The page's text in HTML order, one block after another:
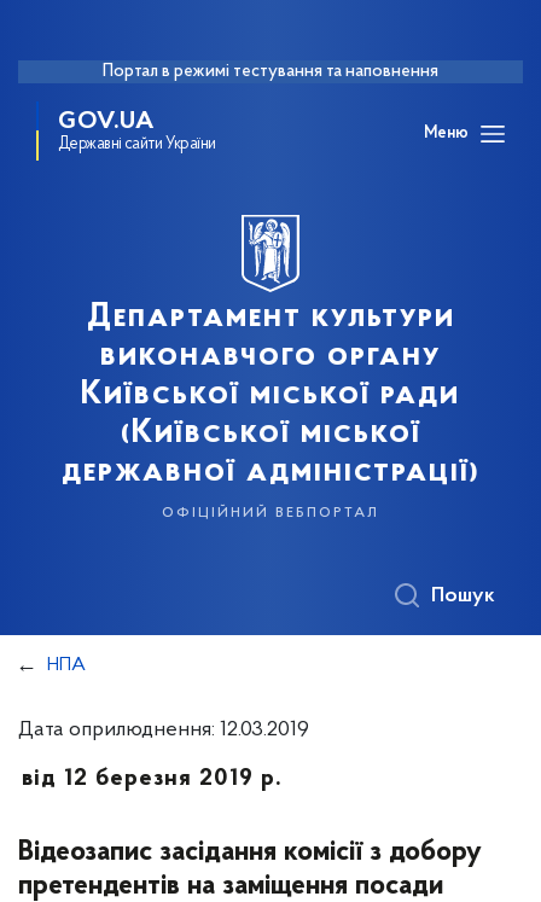
Портал в режимі тестування та наповнення
GOV.UA
Державні сайти України
Меню
Департамент культури
виконавчого органу
Київської міської ради
(Київської міської
державної адміністрації)
офіційний вебпортал
Пошук
НПА
Дата оприлюднення: 12.03.2019
від 12 березня 2019 р.
Відеозапис засідання комісії з добору
претендентів на заміщення посади